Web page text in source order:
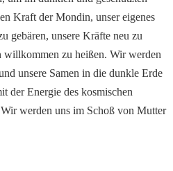
Kraft der Mondin, unser eigenes
gebären, unsere Kräfte neu zu
willkommen zu heißen. Wir werden
unsere Samen in die dunkle Erde
der Energie des kosmischen
werden uns im Schoß von Mutter